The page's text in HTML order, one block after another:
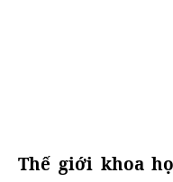
Thế giới khoa